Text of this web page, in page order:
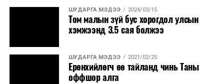
ШУДАРГА МЭДЭЭ 2024/03/15
Том малын зүй бус хорогдол улсын
хэмжээнд 3.5 сая болжээ
ШУДАРГА МЭДЭЭ 2021/02/25
Ерөнхийлөгч өө тайланд чинь Таны
оффшор алга